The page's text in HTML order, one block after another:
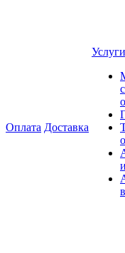
Оплата Доставка
Услуги